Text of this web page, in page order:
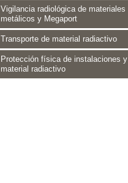
Vigilancia radiológica de materiales
metálicos y Megaport
Transporte de material radiactivo
Protección física de instalaciones y
material radiactivo